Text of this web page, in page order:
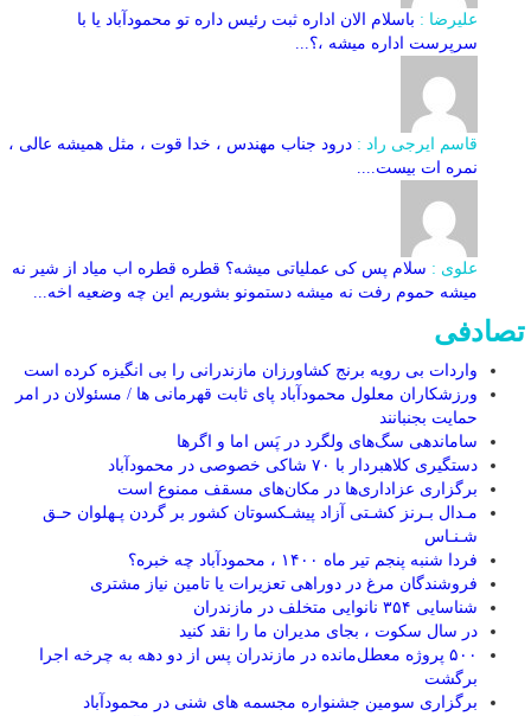
علیرضا : باسلام الان اداره ثبت رئیس داره تو محمودآباد یا با
سرپرست اداره میشه ،؟...
قاسم ایرجی راد : درود جناب مهندس ، خدا قوت ، مثل همیشه عالی ،
نمره ات بیست....
علوی : سلام پس کی عملیاتی میشه؟ قطره قطره اب میاد از شیر نه
میشه حموم رفت نه میشه دستمونو بشوریم این چه وضعیه اخه...
تصادفی
واردات بی رویه برنج کشاورزان مازندرانی را بی انگیزه کرده است
ورزشکاران معلول محمودآباد پای ثابت قهرمانی ها / مسئولان در امر
حمایت بجنبانند
ساماندهی سگ‌های ولگرد در پَس اما و اگرها
دستگیری کلاهبردار با ۷۰ شاکی خصوصی در محمودآباد
برگزاری عزاداری‌ها در مکان‌های مسقف ممنوع است
مـدال بـرنز کشـتی آزاد پیشـکسوتان کشور بر گردن پـهلوان حـق
شـنـاس
فردا شنبه پنجم تیر ماه ۱۴۰۰ ، محمودآباد چه خبره؟
فروشندگان مرغ در دوراهی تعزیرات یا تامین نیاز مشتری
شناسایی ۳۵۴ نانوایی متخلف در مازندران
در سال سکوت ، بجای مدیران ما را نقد کنید
۵۰۰ پروژه معطل‌مانده در مازندران پس از دو دهه‌ به چرخه اجرا
برگشت
برگزاری سومین جشنواره مجسمه های شنی در محمودآباد